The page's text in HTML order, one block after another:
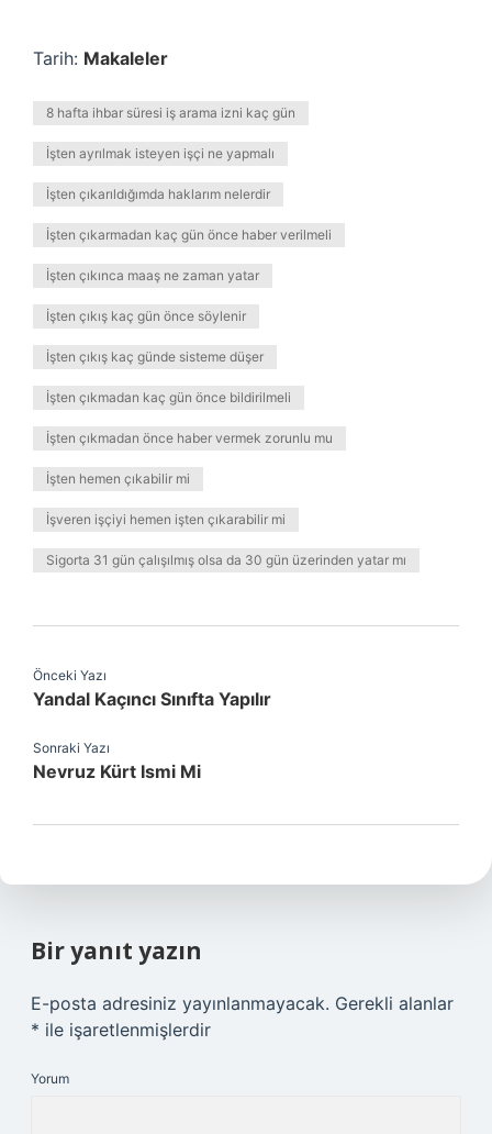
Tarih: Makaleler
8 hafta ihbar süresi iş arama izni kaç gün
İşten ayrılmak isteyen işçi ne yapmalı
İşten çıkarıldığımda haklarım nelerdir
İşten çıkarmadan kaç gün önce haber verilmeli
İşten çıkınca maaş ne zaman yatar
İşten çıkış kaç gün önce söylenir
İşten çıkış kaç günde sisteme düşer
İşten çıkmadan kaç gün önce bildirilmeli
İşten çıkmadan önce haber vermek zorunlu mu
İşten hemen çıkabilir mi
İşveren işçiyi hemen işten çıkarabilir mi
Sigorta 31 gün çalışılmış olsa da 30 gün üzerinden yatar mı
Önceki Yazı
Yandal Kaçıncı Sınıfta Yapılır
Sonraki Yazı
Nevruz Kürt Ismi Mi
Bir yanıt yazın
E-posta adresiniz yayınlanmayacak. Gerekli alanlar
* ile işaretlenmişlerdir
Yorum